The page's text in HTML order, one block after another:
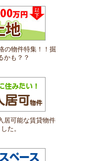
の物件特集！！掘
かも？？
居可能な賃貸物件
た。